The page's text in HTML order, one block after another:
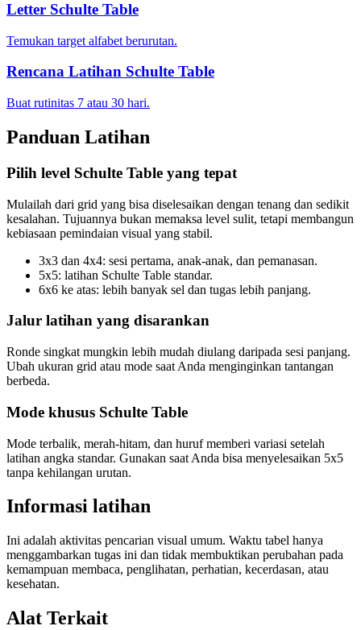
Letter Schulte Table
Temukan target alfabet berurutan.
Rencana Latihan Schulte Table
Buat rutinitas 7 atau 30 hari.
Panduan Latihan
Pilih level Schulte Table yang tepat
Mulailah dari grid yang bisa diselesaikan dengan tenang dan sedikit
kesalahan. Tujuannya bukan memaksa level sulit, tetapi membangun
kebiasaan pemindaian visual yang stabil.
3x3 dan 4x4: sesi pertama, anak-anak, dan pemanasan.
5x5: latihan Schulte Table standar.
6x6 ke atas: lebih banyak sel dan tugas lebih panjang.
Jalur latihan yang disarankan
Ronde singkat mungkin lebih mudah diulang daripada sesi panjang.
Ubah ukuran grid atau mode saat Anda menginginkan tantangan
berbeda.
Mode khusus Schulte Table
Mode terbalik, merah-hitam, dan huruf memberi variasi setelah
latihan angka standar. Gunakan saat Anda bisa menyelesaikan 5x5
tanpa kehilangan urutan.
Informasi latihan
Ini adalah aktivitas pencarian visual umum. Waktu tabel hanya
menggambarkan tugas ini dan tidak membuktikan perubahan pada
kemampuan membaca, penglihatan, perhatian, kecerdasan, atau
kesehatan.
Alat Terkait